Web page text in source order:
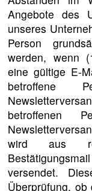
Angebote des
unseres
Person
werden, wenn
eine gültige E-
betroffenen
wird aus
versendet.
Überprüfung,